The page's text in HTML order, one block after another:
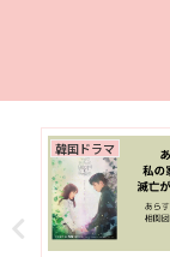
韓国ドラマ